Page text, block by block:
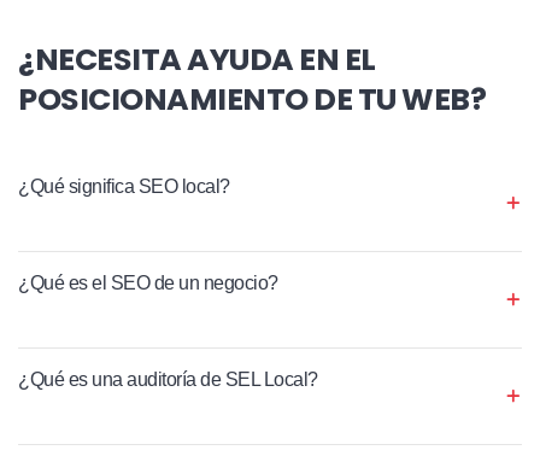
¿NECESITA AYUDA EN EL
POSICIONAMIENTO DE TU WEB?
¿Qué significa SEO local?
¿Qué es el SEO de un negocio?
¿Qué es una auditoría de SEL Local?